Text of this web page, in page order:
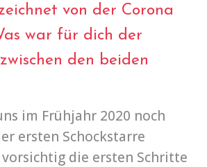
von der Corona
war für dich der
den beiden
im Frühjahr 2020 noch
ersten Schockstarre
die ersten Schritte